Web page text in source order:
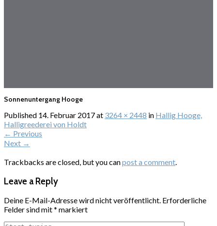
Sonnenuntergang Hooge
Published 14. Februar 2017at 3264 × 2448 in Hallig Hooge,
Halligreederei von Holdt
← Previous
Next →
Trackbacks are closed, but you canpost a comment.
Leave a Reply
Deine E-Mail-Adresse wird nicht veröffentlicht. Erforderliche
Felder sind mit* markiert